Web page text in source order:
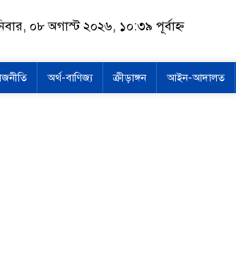
০৮ অগাস্ট ২০২৬, ১০:৩৯ পূর্বাহ্ন
অর্থ-বাণিজ্য ক্রীড়াঙ্গন আইন-আদালত